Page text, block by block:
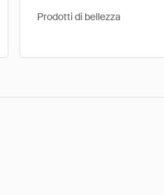
Prodotti di bellezza